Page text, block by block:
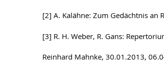
[2] A. Kalähne: Zum Gedächtnis an
[3] R. H. Weber, R. Gans:
Reinhard Mahnke, 30.01.2013,